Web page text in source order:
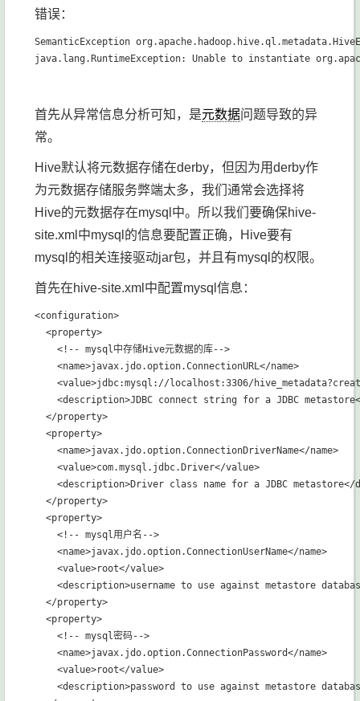
错误：
SemanticException
首先从异常信息分析可知，是元数据问题导致的异
常。
Hive默认将元数据存储在derby，但因为用derby作
为元数据存储服务弊端太多，我们通常会选择将
Hive的元数据存在mysql中。所以我们要确保hive-
site.xml中mysql的信息要配置正确，Hive要有
mysql的相关连接驱动jar包，并且有mysql的权限。
首先在hive-site.xml中配置mysql信息：
<configuration>
  <property>
    <!-- mysql中存储Hive元数据的库-->
    <name>javax.jdo.option.ConnectionURL</name>
<value>jdbc:mysql://localhost:3306/
<description>JDBC connect string for a JDBC
  </property>
  <property>
    <value>com.mysql.jdbc.Driver</value>
<description>Driver class name for a JDBC
  </property>
  <property>
    <!-- mysql用户名-->
    <value>root</value>
<description>username to use against metastore
  </property>
  <property>
    <!-- mysql密码-->
    <value>root</value>
<description>password to use against metastore